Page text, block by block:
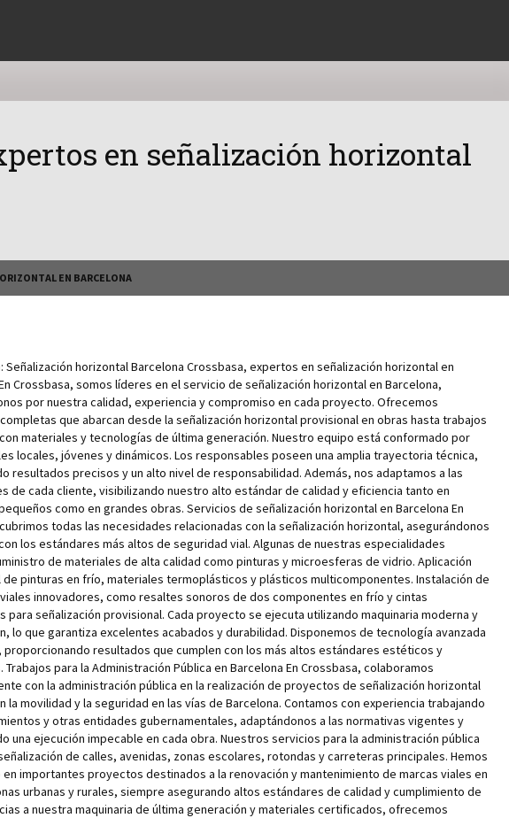
en señalización horizontal
EN BARCELONA
Señalización horizontal Barcelona Crossbasa, expertos en señalización horizontal en
Crossbasa, somos líderes en el servicio de señalización horizontal en Barcelona,
por nuestra calidad, experiencia y compromiso en cada proyecto. Ofrecemos
que abarcan desde la señalización horizontal provisional en obras hasta trabajos
materiales y tecnologías de última generación. Nuestro equipo está conformado por
locales, jóvenes y dinámicos. Los responsables poseen una amplia trayectoria técnica,
resultados precisos y un alto nivel de responsabilidad. Además, nos adaptamos a las
de cada cliente, visibilizando nuestro alto estándar de calidad y eficiencia tanto en
como en grandes obras. Servicios de señalización horizontal en Barcelona En
todas las necesidades relacionadas con la señalización horizontal, asegurándonos
los estándares más altos de seguridad vial. Algunas de nuestras especialidades
de materiales de alta calidad como pinturas y microesferas de vidrio. Aplicación
pinturas en frío, materiales termoplásticos y plásticos multicomponentes. Instalación de
innovadores, como resaltes sonoros de dos componentes en frío y cintas
para señalización provisional. Cada proyecto se ejecuta utilizando maquinaria moderna y
lo que garantiza excelentes acabados y durabilidad. Disponemos de tecnología avanzada
proporcionando resultados que cumplen con los más altos estándares estéticos y
Trabajos para la Administración Pública en Barcelona En Crossbasa, colaboramos
con la administración pública en la realización de proyectos de señalización horizontal
la movilidad y la seguridad en las vías de Barcelona. Contamos con experiencia trabajando
y otras entidades gubernamentales, adaptándonos a las normativas vigentes y
una ejecución impecable en cada obra. Nuestros servicios para la administración pública
de calles, avenidas, zonas escolares, rotondas y carreteras principales. Hemos
importantes proyectos destinados a la renovación y mantenimiento de marcas viales en
urbanas y rurales, siempre asegurando altos estándares de calidad y cumplimiento de
a nuestra maquinaria de última generación y materiales certificados, ofrecemos